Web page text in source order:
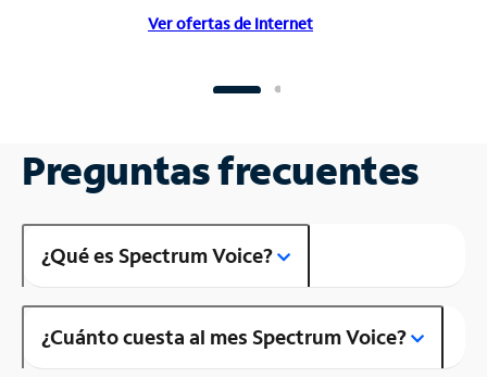
Ver ofertas de Internet
Preguntas frecuentes
¿Qué es Spectrum Voice?
¿Cuánto cuesta al mes Spectrum Voice?